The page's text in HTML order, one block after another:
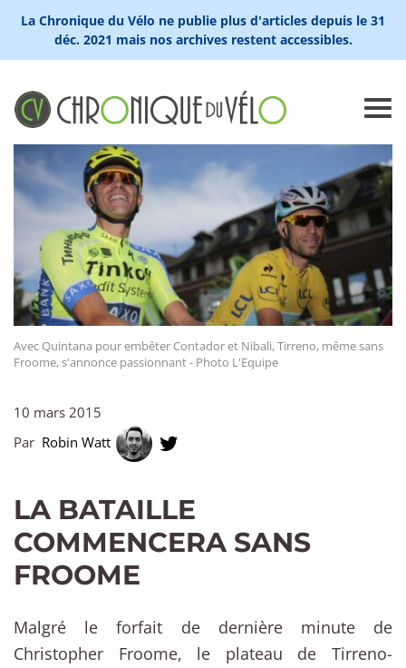
La Chronique du Vélo ne publie plus d'articles depuis le 31
déc. 2021 mais nos archives restent accessibles.
Avec Quintana pour embêter Contador et Nibali, Tirreno, même sans
Froome, s'annonce passionnant - Photo L'Equipe
10 mars 2015
Par Robin Watt
LA BATAILLE
COMMENCERA SANS
FROOME
Malgré le forfait de dernière minute de
Christopher Froome, le plateau de Tirreno-